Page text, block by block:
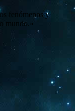
fenómenos y
mundo.»